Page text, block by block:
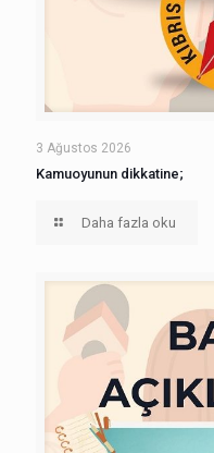
3 Ağustos 2026
Kamuoyunun dikkatine;
Daha fazla oku